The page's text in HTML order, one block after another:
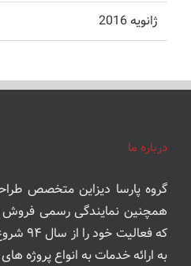
ژانویه 2016
درباره ما
گروه‌ پارسا دیزاین متخصص
همچنین نمایندگی رسمی فروش
که
به ارائه خدمات به انواع